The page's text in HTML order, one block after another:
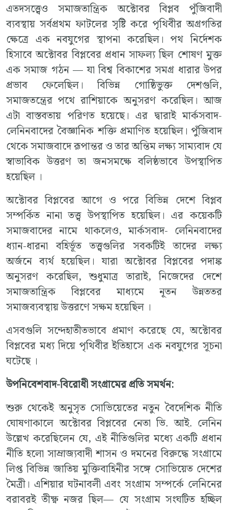
এতদসত্ত্বেও সমাজতান্ত্রিক অক্টোবর বিপ্লব পুঁজিবাদী
ব্যবস্থায় সর্বপ্রথম ফাটলের সৃষ্টি করে পৃথিবীর অগ্রগতির
ক্ষেত্রে এক নবযুগের স্থাপনা করেছিল। পথ নির্দেশক
হিসাবে অক্টোবর বিপ্লবের প্রধান সাফল্য ছিল শোষণ মুক্ত
এক সমাজ গঠন — যা বিশ্ব বিকাশের সমগ্র ধারার উপর
প্রভাব ফেলেছিল। বিভিন্ন গোষ্ঠিভুক্ত দেশগুলি,
সমাজতন্ত্রের পথে রাশিয়াকে অনুসরণ করেছিল। আজ
এটা বাস্তবতায় পরিণত হয়েছে। এর দ্বারাই মার্কসবাদ-
লেনিনবাদের বৈজ্ঞানিক শক্তি প্রমাণিত হয়েছিল। পুঁজিবাদ
থেকে সমাজবাদে রূপান্তর ও তার অন্তিম লক্ষ্য সাম্যবাদ যে
স্বাভাবিক উত্তরণ তা জনসমক্ষে বলিষ্ঠভাবে উপস্থাপিত
হয়েছিল ।
অক্টোবর বিপ্লবের আগে ও পরে বিভিন্ন দেশে বিপ্লব
সম্পর্কিত নানা তত্ত্ব উপস্থাপিত হয়েছিল। এর কয়েকটি
সমাজবাদের নামে থাকলেও, মার্কসবাদ- লেনিনবাদের
ধ্যান-ধারনা বহির্ভূত তত্ত্বগুলির সবকটিই তাদের লক্ষ্য
অর্জনে ব্যর্থ হয়েছিল। যারা অক্টোবর বিপ্লবের পদাঙ্ক
অনুসরণ করেছিল, শুধুমাত্র তারাই, নিজেদের দেশে
সমাজতান্ত্রিক বিপ্লবের মাধ্যমে নূতন উন্নততর
সমাজব্যবস্থায় উত্তরণে সক্ষম হয়েছিল ।
এসবগুলি সন্দেহাতীতভাবে প্রমাণ করেছে যে, অক্টোবর
বিপ্লবের মধ্য দিয়ে পৃথিবীর ইতিহাসে এক নবযুগের সূচনা
ঘটেছে ।
উপনিবেশবাদ-বিরোধীসংগ্রামেরপ্রতিসমর্থন:
শুরু থেকেই অনুসৃত সোভিয়েতের নতুন বৈদেশিক নীতি
ঘোষণাকালে অক্টোবর বিপ্লবের নেতা ভি. আই. লেনিন
উল্লেখ করেছিলেন যে, এই নীতিগুলির মধ্যে একটি প্রধান
নীতি হলো সাম্রাজ্যবাদী শাসন ও দমনের বিরুদ্ধে সংগ্রামে
লিপ্ত বিভিন্ন জাতিয় মুক্তিবাহিনীর সঙ্গে সোভিয়েত দেশের
মৈত্রী। এশিয়ার ঘটনাবলী এবং সংগ্রাম সম্পর্কে লেনিনের
বরাবরই তীক্ষ্ণ নজর ছিল— যে সংগ্রাম সংঘটিত হচ্ছিল